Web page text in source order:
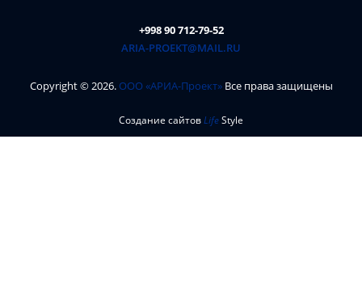
+998 90 712-79-52
ARIA-PROEKT@MAIL.RU
Copyright ©2026. ООО «АРИА-Проект»Все права защищены
Создание сайтов LifeStyle